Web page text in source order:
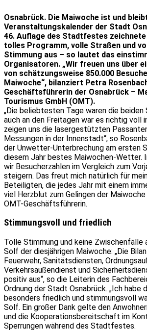
Osnabrück. Die Maiwoche ist und
Veranstaltungskalender der Stadt
46. Auflage des Stadtfestes
tolles Programm, volle Straßen und
Stimmung aus – so lautet das
Organisatoren. „Wir freuen uns über
von schätzungsweise 850.000
Maiwoche“, bilanziert Petra
Geschäftsführerin der Osnabrück –
Tourismus GmbH (OMT).
„Die beliebtesten Tage waren die beiden
auch an den Freitagen war es richtig voll
zeigen uns die lasergestützten
Messungen in der Innenstadt“, so
der Unwetter-Unterbrechung am ersten
diesem Jahr bestes Maiwochen-Wetter.
wir Besucherzahlen im Vergleich zum
steigern. Das freut mich natürlich für
Beteiligten, die jedes Jahr mit einem
viel Herzblut zum Gelingen der Maiwoche
OMT-Geschäftsführerin.
Stimmungsvoll und friedlich
Tolle Stimmung und keine Zwischenfälle
Solf der diesjährigen Maiwoche: „Die
Feuerwehr, Sanitätsdiensten,
Verkehrsaußendienst und
positiv aus“, so die Leiterin des
Ordnung der Stadt Osnabrück. „Ich habe
besonders friedlich und stimmungsvoll
Solf. Ein großer Dank gelte den
und die Kooperationsbereitschaft im
Sperrungen während des Stadtfestes.